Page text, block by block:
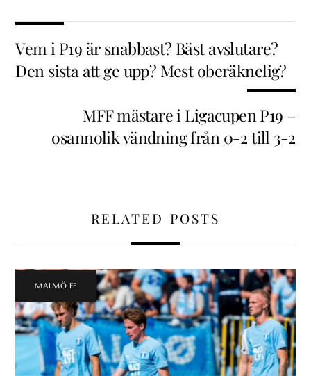
Vem i P19 är snabbast? Bäst avslutare?
Den sista att ge upp? Mest oberäknelig?
MFF mästare i Ligacupen P19 –
osannolik vändning från 0-2 till 3-2
RELATED POSTS
MALMÖ FF